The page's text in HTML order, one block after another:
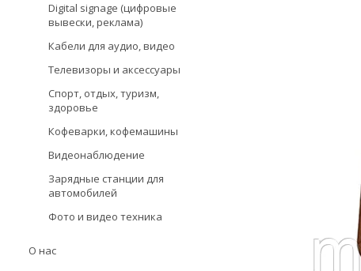
Digital signage (цифровые
вывески, реклама)
Кабели для аудио, видео
Телевизоры и аксессуары
Спорт, отдых, туризм,
здоровье
Кофеварки, кофемашины
Видеонаблюдение
Зарядные станции для
автомобилей
Фото и видео техника
О нас